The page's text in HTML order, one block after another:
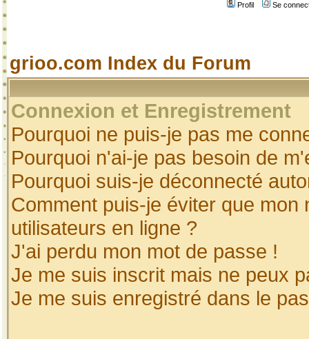
Profil
Se
grioo.com Index du Forum
Connexion et Enregistrement
Pourquoi ne puis-je pas me
Pourquoi n'ai-je pas besoin de
Pourquoi suis-je déconnecté
Comment puis-je éviter que
utilisateurs en ligne ?
J'ai perdu mon mot de passe !
Je me suis inscrit mais ne peux
Je me suis enregistré dans le